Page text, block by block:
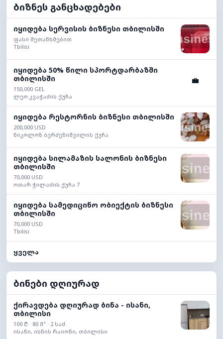
ბიზნეს განცხადებები
იყიდება სერვისის ბიზნესი თბილისში
ფასი შეთანხმებით
Tbilisi
იყიდება 50% წილი სპორტდარბაზში
თბილისში
150,000 GEL
ლეო კვაჭაძის ქუჩა
💼
იყიდება რესტორნის ბიზნესი თბილისში
200,000 USD
ნიკოლოზ ბერძენიშვილის ქუჩა
იყიდება სილამაზის სალონის ბიზნესი
თბილისში
70,000 USD
ოთარ ჭილაძის ქუჩა 7
იყიდება სამედიცინო ობიექტის ბიზნესი
თბილისში
70,000 USD
Tbilisi
ყველა
ბინები დღიურად
ქირავდება დღიურად ბინა - ისანი,
თბილისი
100 ₾ · 80 მ² · 2 საძ.
ისანი, ისნის რაიონი, თბილისი